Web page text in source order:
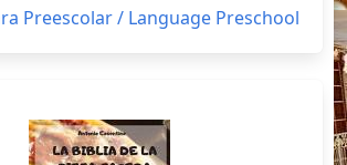
Preescolar / Language Preschool